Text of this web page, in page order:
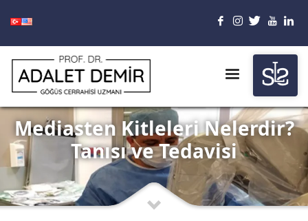
Mediasten Kitleleri Nelerdir?
Tanısı ve Tedavisi